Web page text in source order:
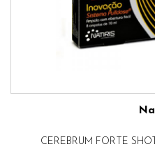
CEREBRUM FORTE